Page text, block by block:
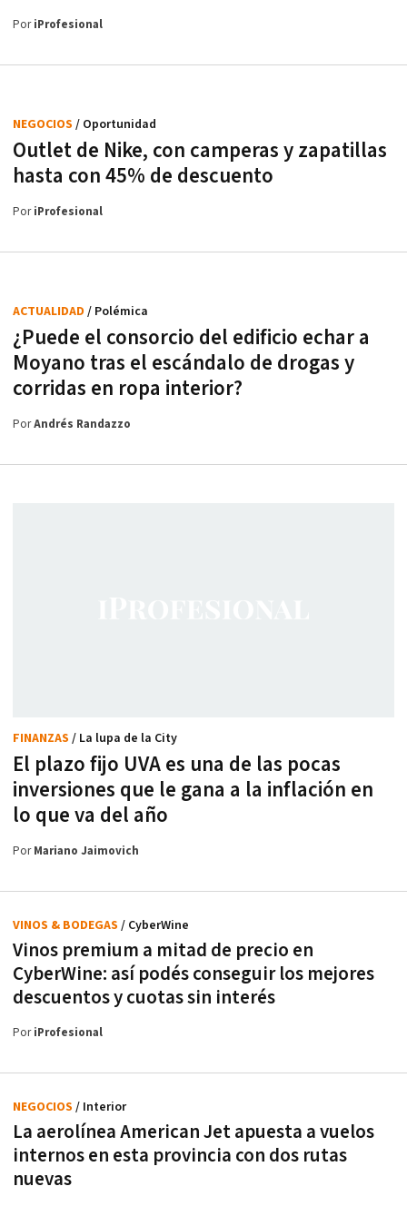
PoriProfesional
Outlet de Nike, con camperas y zapatillas
hasta con 45% de descuento
NEGOCIOS / Oportunidad
PoriProfesional
¿Puede el consorcio del edificio echar a
Moyano tras el escándalo de drogas y
corridas en ropa interior?
ACTUALIDAD / Polémica
PorAndrés Randazzo
El plazo fijo UVA es una de las pocas
inversiones que le gana a la inflación en
lo que va del año
FINANZAS / La lupa de la City
PorMariano Jaimovich
Vinos premium a mitad de precio en
CyberWine: así podés conseguir los mejores
descuentos y cuotas sin interés
VINOS & BODEGAS / CyberWine
PoriProfesional
La aerolínea American Jet apuesta a vuelos
internos en esta provincia con dos rutas
nuevas
NEGOCIOS / Interior